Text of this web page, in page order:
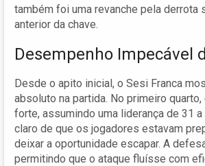
também foi uma revanche pela derrota
anterior da chave.
Desempenho Impecável
Desde o apito inicial, o Sesi Franca
absoluto na partida. No primeiro
forte, assumindo uma liderança de 31
claro de que os jogadores estavam
deixar a oportunidade escapar. A
permitindo que o ataque fluísse com